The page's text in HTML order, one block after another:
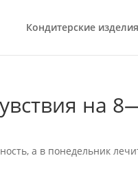
Кондитерcкие изделия
на
а в понедельник